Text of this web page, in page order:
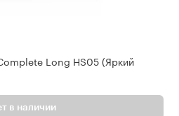
Long HS05 (Яркий
в наличии